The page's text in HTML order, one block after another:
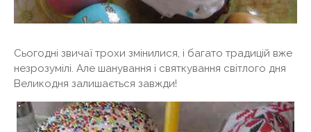
Сьогодні звичаї трохи змінилися, і багато традицій вже
незрозумілі. Але шанування і святкування світлого дня
Великодня залишається завжди!